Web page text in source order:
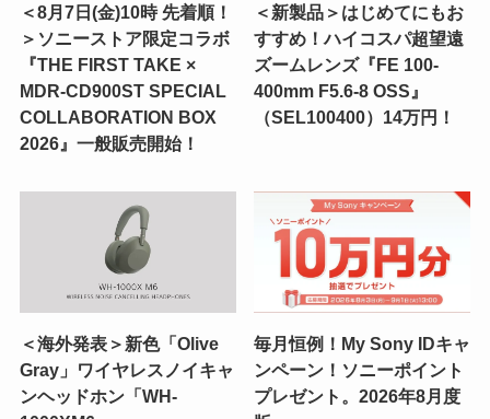
＜8月7日(金)10時 先着順！
＞ソニーストア限定コラボ
『THE FIRST TAKE ×
MDR-CD900ST SPECIAL
COLLABORATION BOX
2026』一般販売開始！
＜新製品＞はじめてにもお
すすめ！ハイコスパ超望遠
ズームレンズ『FE 100-
400mm F5.6-8 OSS』
（SEL100400）14万円！
＜海外発表＞新色「Olive
Gray」ワイヤレスノイキャ
ンヘッドホン「WH-
毎月恒例！My Sony IDキャ
ンペーン！ソニーポイント
プレゼント。2026年8月度